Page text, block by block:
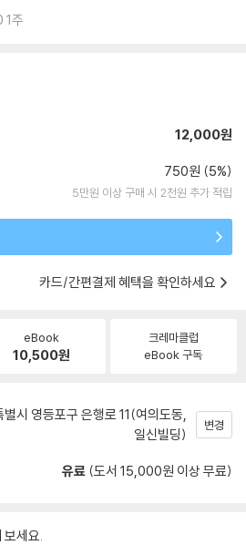
1주
12,000원
750원 (5%)
5만원 이상 구매 시 2천원 추가 적립
카드/간편결제 혜택을 확인하세요
eBook
10,500원
크레마클럽
eBook 구독
별시 영등포구 은행로 11(여의도동,
일신빌딩)
변경
유료 (도서 15,000원 이상 무료)
보세요.